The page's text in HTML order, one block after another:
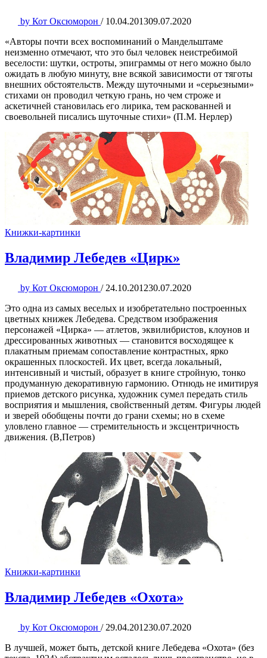
by Кот Оксюморон / 10.04.201309.07.2020
«Авторы почти всех воспоминаний о Мандельштаме
неизменно отмечают, что это был человек неистребимой
веселости: шутки, остроты, эпиграммы от него можно было
ожидать в любую минуту, вне всякой зависимости от тяготы
внешних обстоятельств. Между шуточными и «серьезными»
стихами он проводил четкую грань, но чем строже и
аскетичней становилась его лирика, тем раскованней и
своевольней писались шуточные стихи» (П.М. Нерлер)
Книжки-картинки
Владимир Лебедев «Цирк»
by Кот Оксюморон / 24.10.201230.07.2020
Это одна из самых веселых и изобретательно построенных
цветных книжек Лебедева. Средством изображения
персонажей «Цирка» — атлетов, эквилибристов, клоунов и
дрессированных животных — становится восходящее к
плакатным приемам сопоставление контрастных, ярко
окрашенных плоскостей. Их цвет, всегда локальный,
интенсивный и чистый, образует в книге стройную, тонко
продуманную декоративную гармонию. Отнюдь не имитируя
приемов детского рисунка, художник сумел передать стиль
восприятия и мышления, свойственный детям. Фигуры людей
и зверей обобщены почти до грани схемы; но в схеме
уловлено главное — стремительность и эксцентричность
движения. (В,Петров)
Книжки-картинки
Владимир Лебедев «Охота»
by Кот Оксюморон / 29.04.201230.07.2020
В лучшей, может быть, детской книге Лебедева «Охота» (без